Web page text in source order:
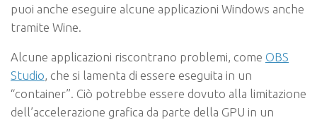
puoi anche eseguire alcune applicazioni Windows anche
tramite Wine.
Alcune applicazioni riscontrano problemi, come OBS
Studio, che si lamenta di essere eseguita in un
“container”. Ciò potrebbe essere dovuto alla limitazione
dell’accelerazione grafica da parte della GPU in un